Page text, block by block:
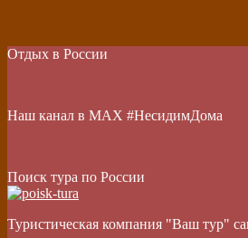
Отдых в России
Наш канал в МАХ #НесидимДома
Поиск тура по России
Туристическая компания "Ваш тур"